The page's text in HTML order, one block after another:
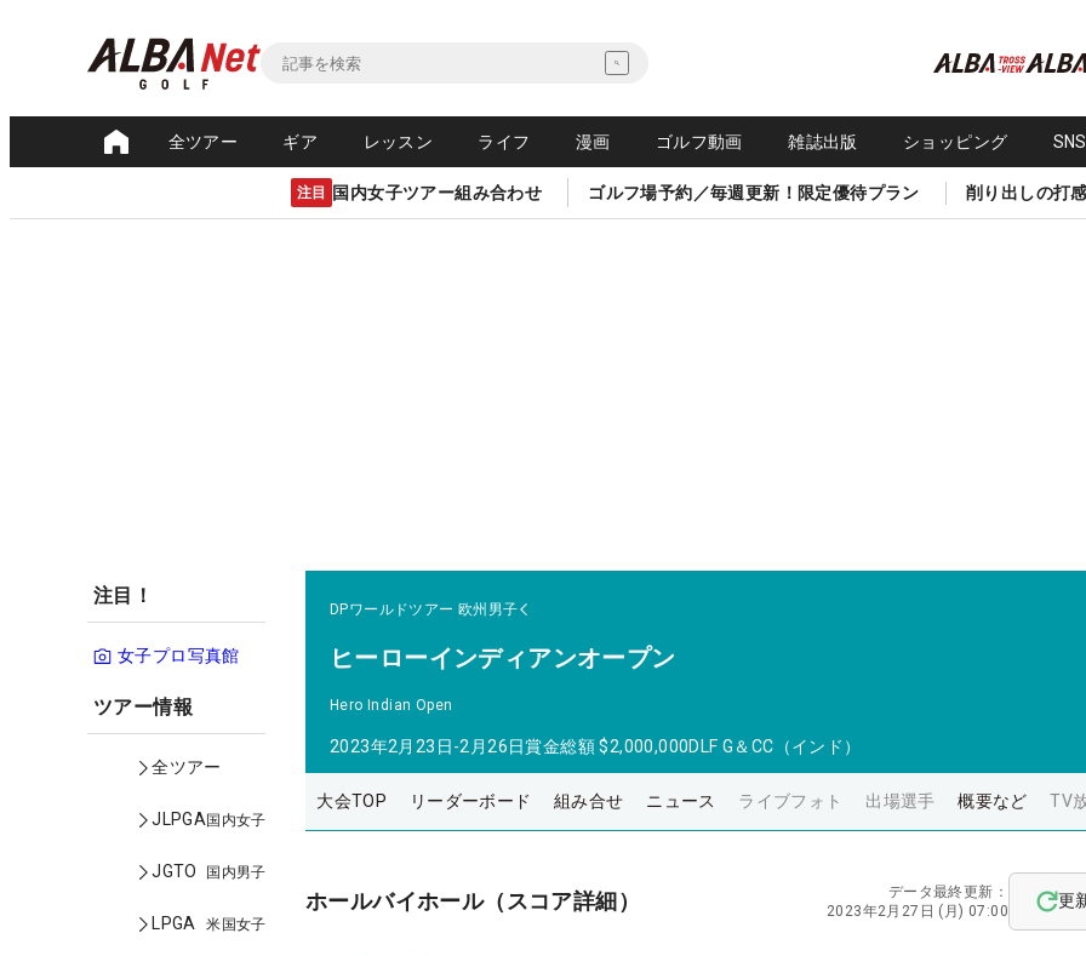
全ツアー ギア レッスン ライフ 漫画 ゴルフ動画 雑誌出版 ショッピング
注目 国内女子ツアー組み合わせ ゴルフ場予約／毎週更新！限定優待プラン 削り出しの打
注目！
女子プロ写真館
ツアー情報
全ツアー
JLPGA国内女子
JGTO 国内男子
LPGA 米国女子
DPワールドツアー 欧州男子
ヒーローインディアンオープン
Hero Indian Open
2023年2月23日-2月26日賞金総額 $2,000,000DLF G＆CC（インド）
大会TOP リーダーボード 組み合せ ニュース ライブフォト 出場選手 概要など TV
ホールバイホール（スコア詳細）
データ最終更新：
2023年2月27日 (月) 07:00
更